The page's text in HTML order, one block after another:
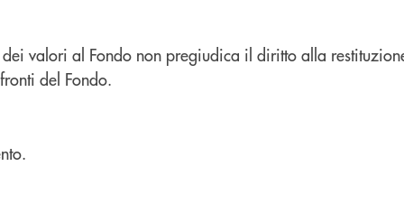
valori al Fondo non pregiudica il diritto alla
del Fondo.